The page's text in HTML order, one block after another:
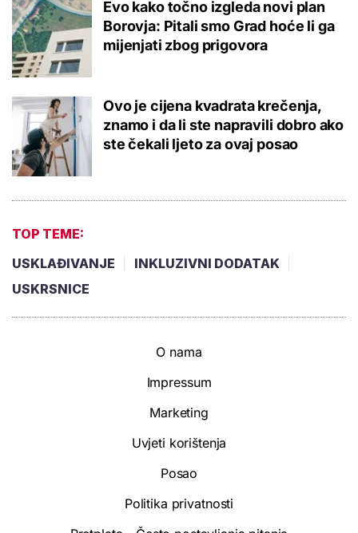
Evo kako točno izgleda novi plan
Borovja: Pitali smo Grad hoće li ga
mijenjati zbog prigovora
Ovo je cijena kvadrata krečenja,
znamo i da li ste napravili dobro ako
ste čekali ljeto za ovaj posao
TOP TEME:
USKLAĐIVANJE
INKLUZIVNI DODATAK
USKRSNICE
O nama
Impressum
Marketing
Uvjeti korištenja
Posao
Politika privatnosti